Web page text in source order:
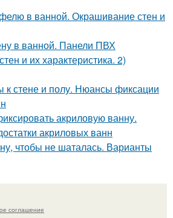
в ванной. Окрашивание стен и
в ванной. Панели ПВХ
и их характеристика. 2)
к стене и полу. Нюансы фиксации
акриловую ванну.
акриловых ванн
чтобы не шаталась. Варианты
соглашение